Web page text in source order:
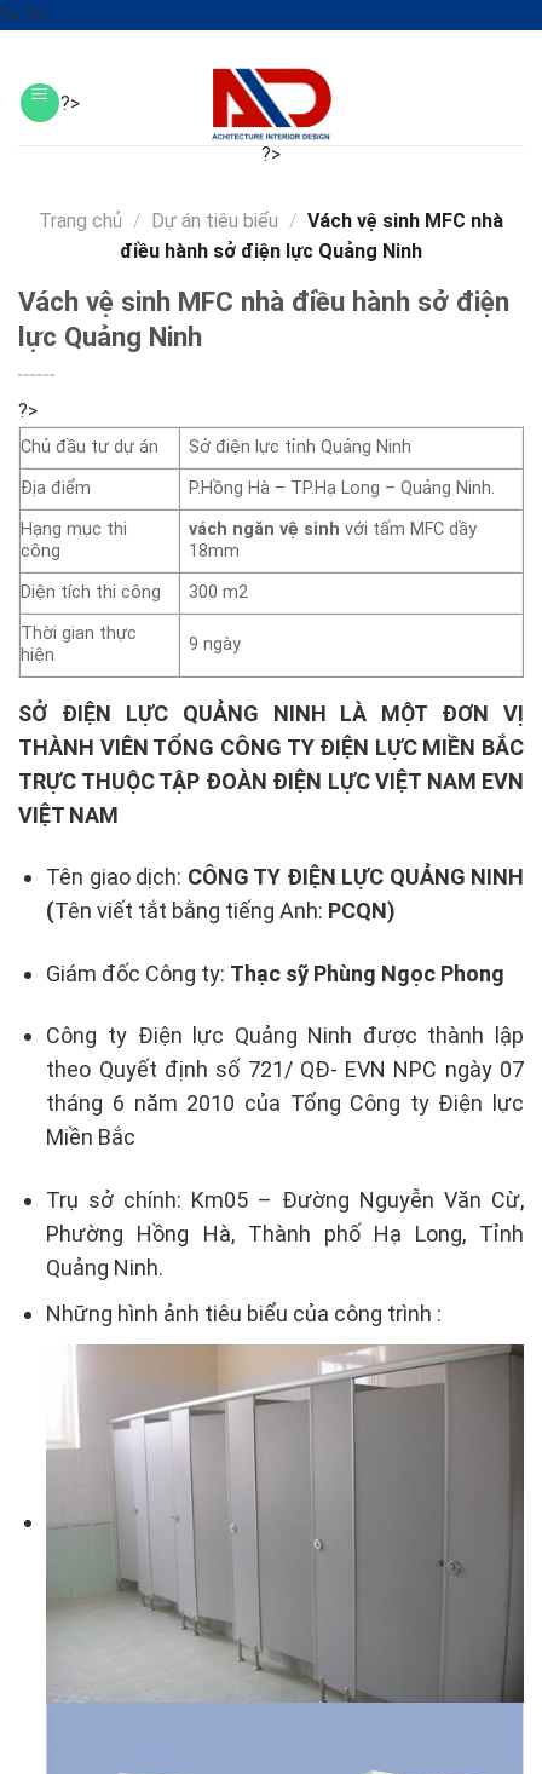
?> ?>Skip
?>
?>
Trang chủ / Dự án tiêu biểu / Vách vệ sinh MFC nhà
điều hành sở điện lực Quảng Ninh
Vách vệ sinh MFC nhà điều hành sở điện
lực Quảng Ninh
?>
Chủ đầu tư dự án
Sở điện lực tỉnh Quảng Ninh
Địa điểm
P.Hồng Hà – TP.Hạ Long – Quảng Ninh.
Hạng mục thi
công
vách ngăn vệ sinhvới tấm MFC dầy
18mm
Diện tích thi công
300 m2
Thời gian thực
hiện
9 ngày
SỞ ĐIỆN LỰC QUẢNG NINH LÀ MỘT ĐƠN VỊ
THÀNH VIÊN TỔNG CÔNG TY ĐIỆN LỰC MIỀN BẮC
TRỰC THUỘCTẬP ĐOÀN ĐIỆN LỰC VIỆT NAM EVN
VIỆT NAM
Tên giao dịch: CÔNG TY ĐIỆN LỰC QUẢNG NINH
(Tên viết tắt bằng tiếng Anh: PCQN)
Giám đốc Công ty: Thạc sỹ Phùng Ngọc Phong
Công ty Điện lực Quảng Ninh được thành lập
theo Quyết định số 721/ QĐ- EVN NPC ngày 07
tháng 6 năm 2010 của Tổng Công ty Điện lực
Miền Bắc
Trụ sở chính: Km05 – Đường Nguyễn Văn Cừ,
Phường Hồng Hà, Thành phố Hạ Long, Tỉnh
Quảng Ninh.
Những hình ảnh tiêu biểu của công trình :